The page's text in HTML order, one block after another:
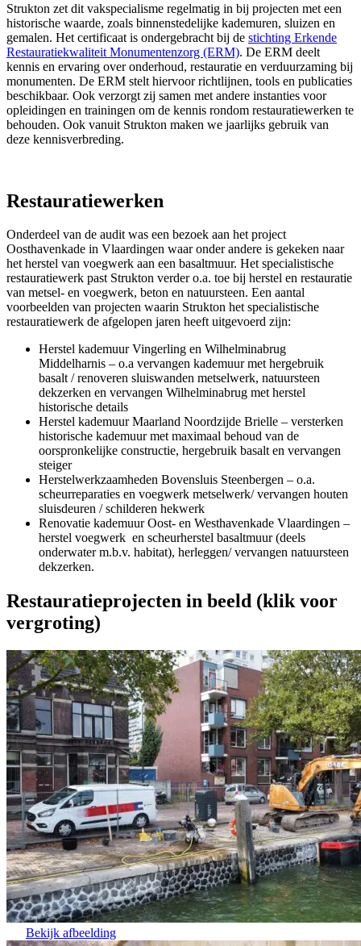
Strukton zet dit vakspecialisme regelmatig in bij projecten met een
historische waarde, zoals binnenstedelijke kademuren, sluizen en
gemalen. Het certificaat is ondergebracht bij de stichting Erkende
Restauratiekwaliteit Monumentenzorg (ERM). De ERM deelt
kennis en ervaring over onderhoud, restauratie en verduurzaming bij
monumenten. De ERM stelt hiervoor richtlijnen, tools en publicaties
beschikbaar. Ook verzorgt zij samen met andere instanties voor
opleidingen en trainingen om de kennis rondom restauratiewerken te
behouden. Ook vanuit Strukton maken we jaarlijks gebruik van
deze kennisverbreding.
Restauratiewerken
Onderdeel van de audit was een bezoek aan het project
Oosthavenkade in Vlaardingen waar onder andere is gekeken naar
het herstel van voegwerk aan een basaltmuur. Het specialistische
restauratiewerk past Strukton verder o.a. toe bij herstel en restauratie
van metsel- en voegwerk, beton en natuursteen. Een aantal
voorbeelden van projecten waarin Strukton het specialistische
restauratiewerk de afgelopen jaren heeft uitgevoerd zijn:
Herstel kademuur Vingerling en Wilhelminabrug
Middelharnis – o.a vervangen kademuur met hergebruik
basalt / renoveren sluiswanden metselwerk, natuursteen
dekzerken en vervangen Wilhelminabrug met herstel
historische details
Herstel kademuur Maarland Noordzijde Brielle – versterken
historische kademuur met maximaal behoud van de
oorspronkelijke constructie, hergebruik basalt en vervangen
steiger
Herstelwerkzaamheden Bovensluis Steenbergen – o.a.
scheurreparaties en voegwerk metselwerk/ vervangen houten
sluisdeuren / schilderen hekwerk
Renovatie kademuur Oost- en Westhavenkade Vlaardingen –
herstel voegwerk en scheurherstel basaltmuur (deels
onderwater m.b.v. habitat), herleggen/ vervangen natuursteen
dekzerken.
Restauratieprojecten in beeld (klik voor
vergroting)
Bekijk afbeelding